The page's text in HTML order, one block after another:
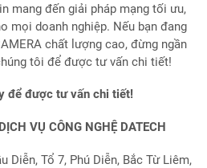
mang đến giải pháp mạng tối ưu,
mọi doanh nghiệp. Nếu bạn đang
chất lượng cao, đừng ngần
tôi để được tư vấn chi tiết!
để được tư vấn chi tiết!
VỤ CÔNG NGHỆ DATECH
Diễn, Tổ 7, Phú Diễn, Bắc Từ Liêm,